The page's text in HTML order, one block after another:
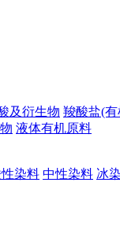
及衍生物 羧酸盐(有
液体有机原料
染料 中性染料 冰